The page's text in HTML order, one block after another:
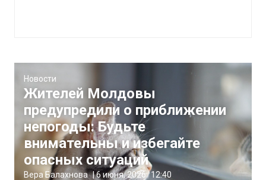
Новости
Жителей Молдовы
предупредили о приближении
непогоды: Будьте
внимательны и избегайте
опасных ситуаций
Вера Балахнова |6 июня, 2026 12:40